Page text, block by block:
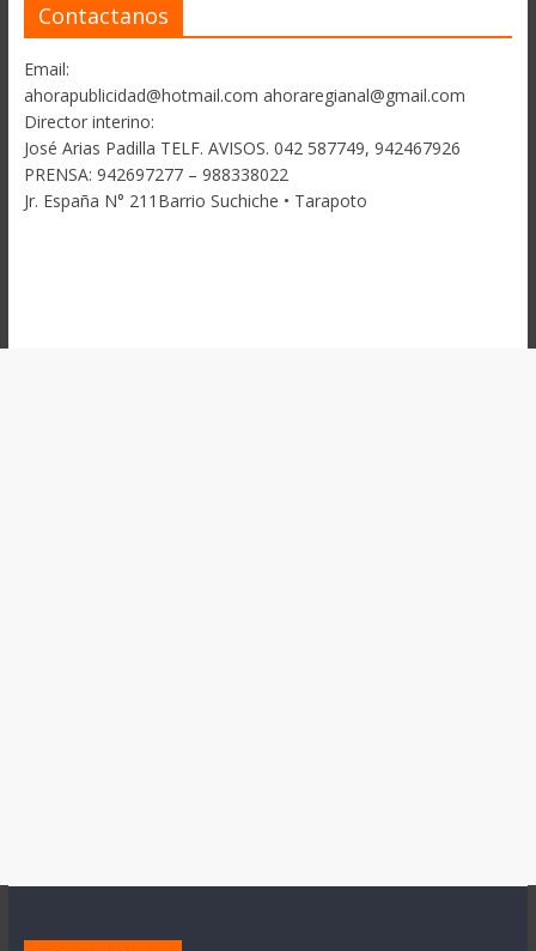
Contactanos
Email:
ahorapublicidad@hotmail.com ahoraregianal@gmail.com
Director interino:
José Arias Padilla TELF. AVISOS. 042 587749, 942467926
PRENSA: 942697277 – 988338022
Jr. España N° 211Barrio Suchiche • Tarapoto